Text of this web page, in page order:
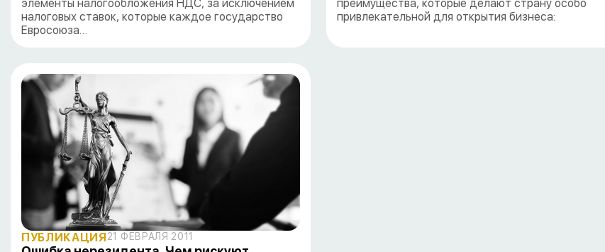
элементы налогообложения НДС, за исключением
налоговых ставок, которые каждое государство
Евросоюза…
преимущества, которые делают страну особо
привлекательной для открытия бизнеса:
ПУБЛИКАЦИЯ21 ФЕВРАЛЯ 2011